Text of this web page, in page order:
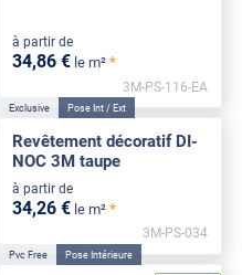
à partir de
34,86 € le m² *
3M-PS-116-EA
Exclusive Pose Int / Ext
Revêtement décoratif DI-
NOC 3M taupe
à partir de
34,26 € le m² *
3M-PS-034
Pvc Free Pose Intérieure